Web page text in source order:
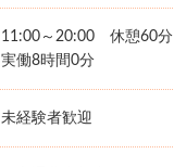
11:00～20:00 休憩60分
実働8時間0分
未経験者歓迎